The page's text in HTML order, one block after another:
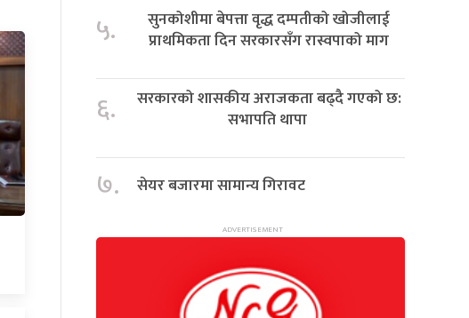
५.
सुनकोशीमा बेपत्ता वृद्ध दम्पतीको खोजीलाई
प्राथमिकता दिन सरकारसँग रास्वपाको माग
६.
सरकारको शासकीय अराजकता बढ्दै गएको छ:
सभापति थापा
७. सेयर बजारमा सामान्य गिरावट